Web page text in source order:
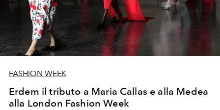
FASHION WEEK
Erdem il tributo a Maria Callas e alla Medea
alla London Fashion Week